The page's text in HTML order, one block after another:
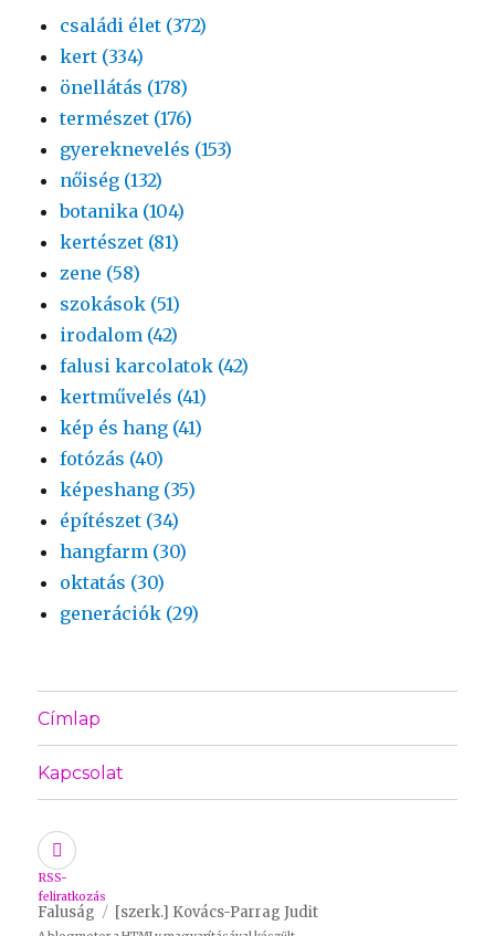
családi élet (372)
kert (334)
önellátás (178)
természet (176)
gyereknevelés (153)
nőiség (132)
botanika (104)
kertészet (81)
zene (58)
szokások (51)
irodalom (42)
falusi karcolatok (42)
kertművelés (41)
kép és hang (41)
fotózás (40)
képeshang (35)
építészet (34)
hangfarm (30)
oktatás (30)
generációk (29)
Címlap
Kapcsolat
RSS-
feliratkozás
Faluság [szerk.] Kovács-Parrag Judit